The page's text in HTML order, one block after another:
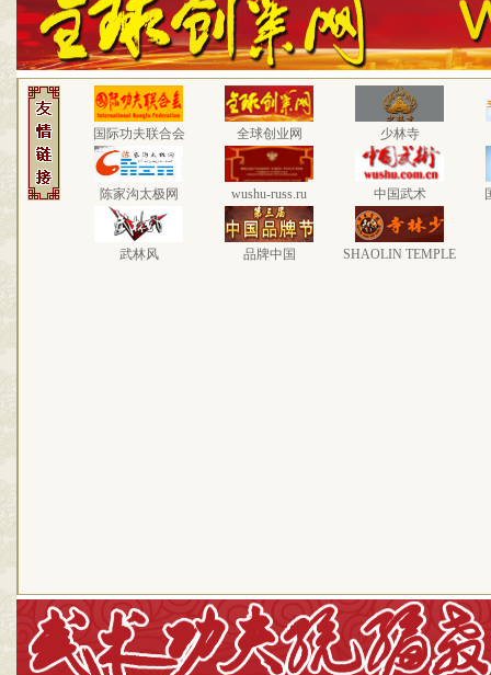
国际功夫联合会 全球创业网 少林寺
陈家沟太极网 wushu-russ.ru 中国武术
武林风 品牌中国 SHAOLIN TEMPLE